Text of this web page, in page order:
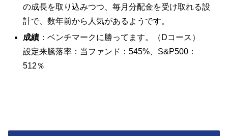
の成長を取り込みつつ、毎月分配金を受け取れる設
計で、数年前から人気があるようです。
成績 ：ベンチマークに勝ってます。（Dコース）
設定来騰落率：当ファンド：545%、S&P500：
512％